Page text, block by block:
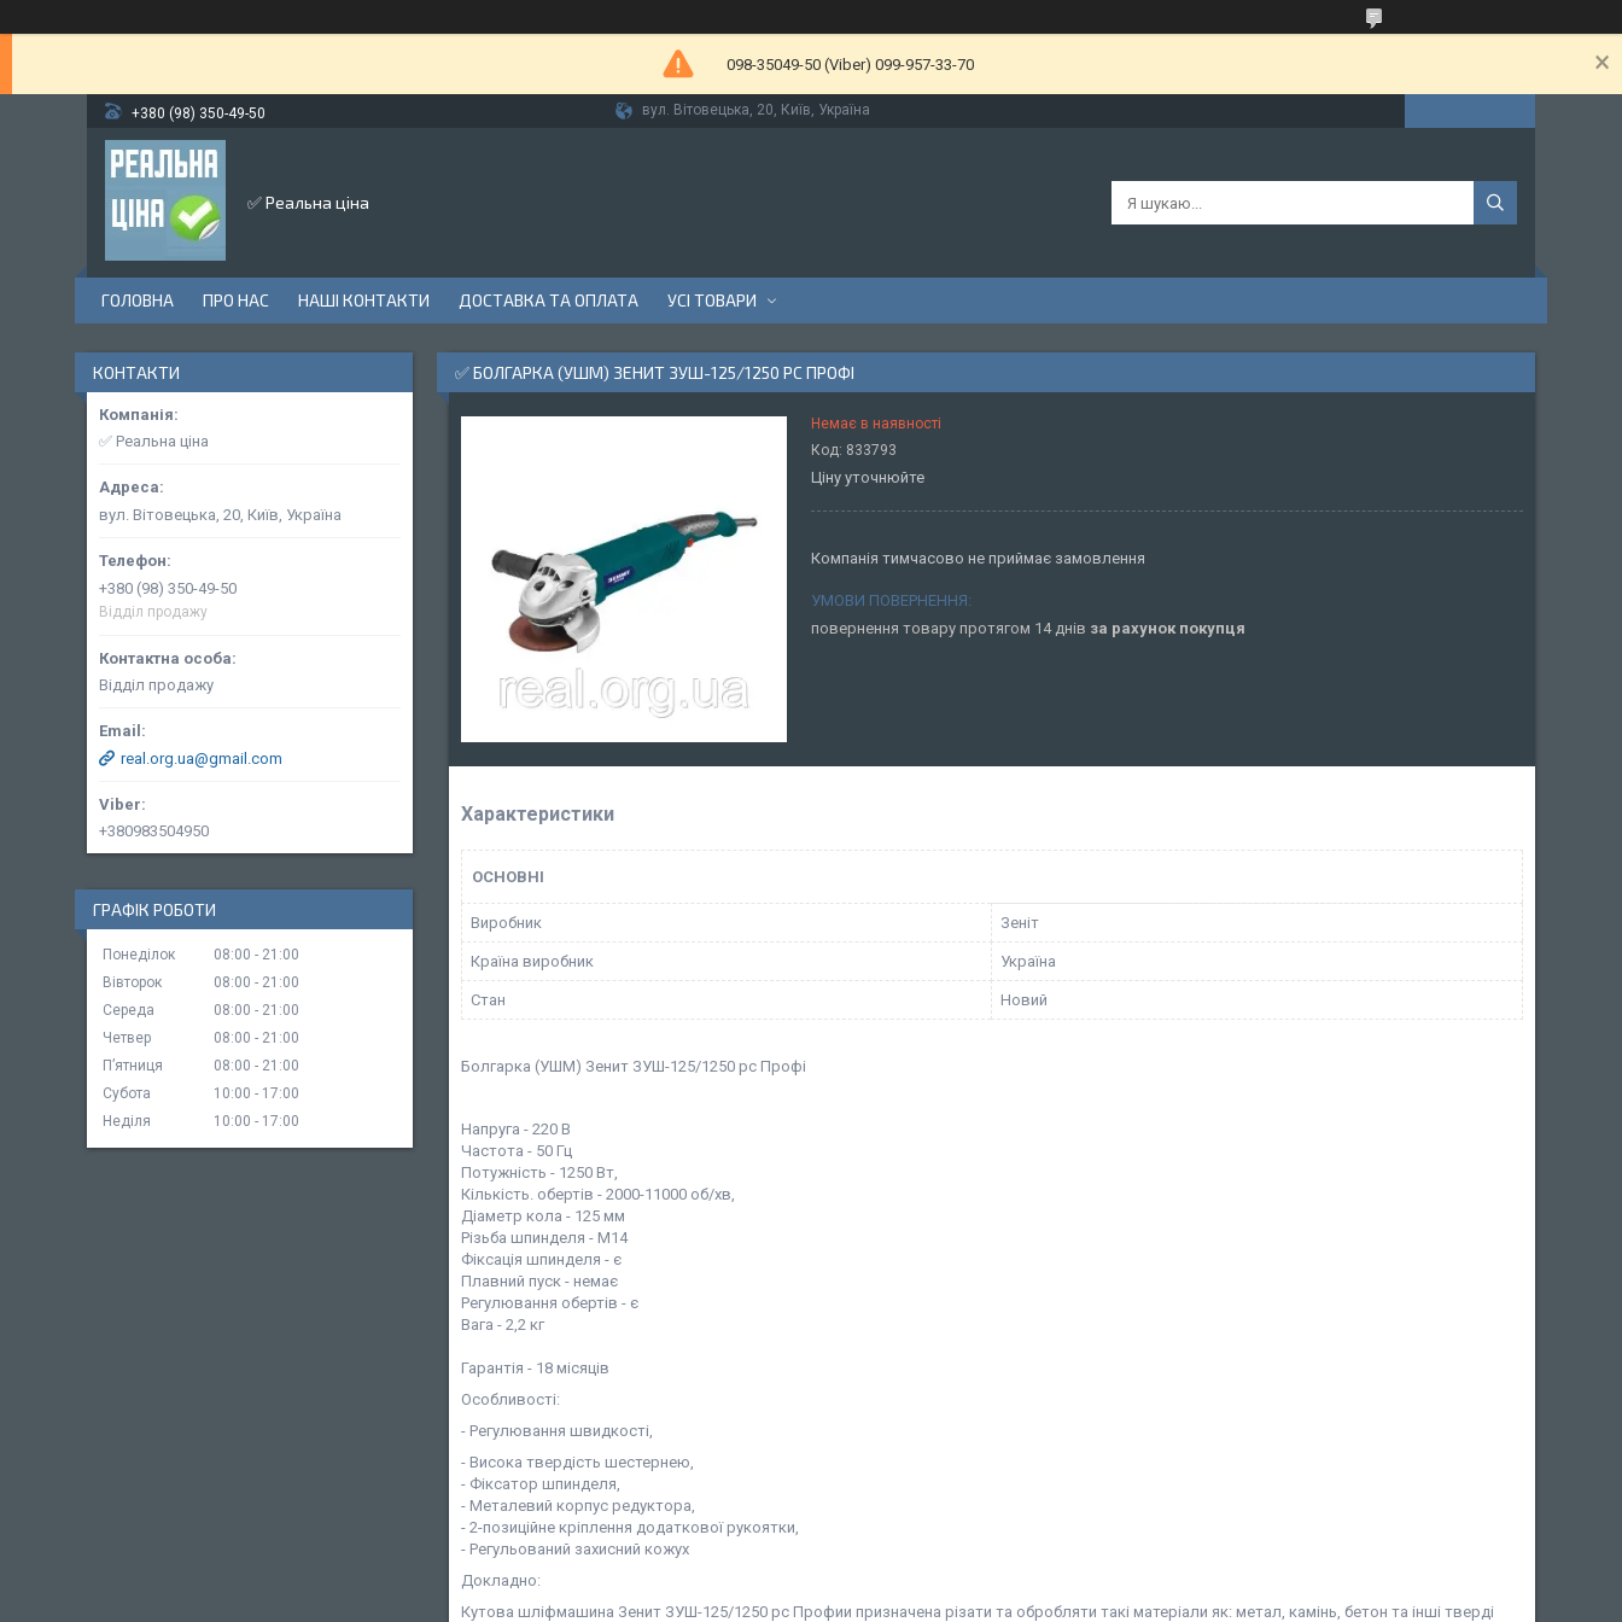
098-35049-50 (Viber) 099-957-33-70
+380 (98) 350-49-50 вул. Вітовецька, 20, Київ, Україна
✅ Реальна ціна
ГОЛОВНА ПРО НАС НАШІ КОНТАКТИ ДОСТАВКА ТА ОПЛАТА УСІ ТОВАРИ
✅ БОЛГАРКА (УШМ) ЗЕНИТ ЗУШ-125/1250 РС ПРОФІ
Немає в наявності
Код: 833793
Ціну уточнюйте
Компанія тимчасово не приймає замовлення
повернення товару протягом 14 днів за рахунок покупця
Характеристики
ОСНОВНІ
Виробник Зеніт
Країна виробник Україна
Стан Новий
Болгарка (УШМ) Зенит ЗУШ-125/1250 рс Профі
Напруга - 220 В
Частота - 50 Гц
Потужність - 1250 Вт,
Кількість. обертів - 2000-11000 об/хв,
Діаметр кола - 125 мм
Різьба шпинделя - М14
Фіксація шпинделя - є
Плавний пуск - немає
Регулювання обертів - є
Вага - 2,2 кг
Гарантія - 18 місяців
Особливості:
- Регулювання швидкості,
- Висока твердість шестернею,
- Фіксатор шпинделя,
- Металевий корпус редуктора,
- 2-позиційне кріплення додаткової рукоятки,
- Регульований захисний кожух
Докладно:
Кутова шліфмашина Зенит ЗУШ-125/1250 рс Профии призначена різати та обробляти такі матеріали як: метал, камінь, бетон та інші тверді
КОНТАКТИ
✅ Реальна ціна
вул. Вітовецька, 20, Київ, Україна
+380 (98) 350-49-50
Відділ продажу
Відділ продажу
real.org.ua@gmail.com
+380983504950
ГРАФІК РОБОТИ
Понеділок 08:00
21:00
Вівторок
08:00
21:00
Середа
08:00
21:00
Четвер
08:00
21:00
Пʼятниця
08:00
21:00
Субота
10:00
17:00
Неділя
10:00 17:00